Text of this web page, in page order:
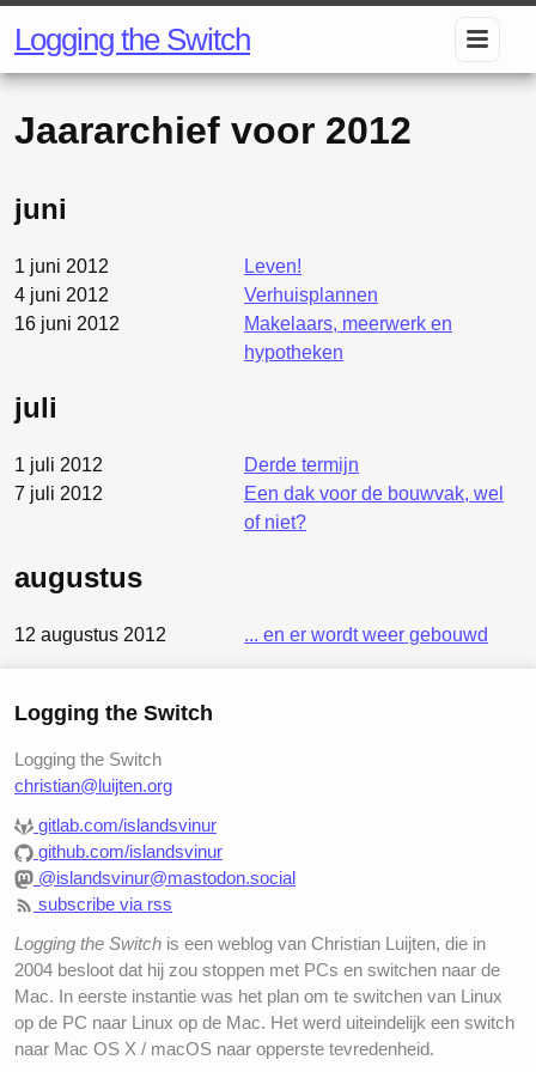
Logging the Switch
Jaararchief voor 2012
juni
1 juni 2012
Leven!
4 juni 2012
Verhuisplannen
16 juni 2012
Makelaars, meerwerk en
hypotheken
juli
1 juli 2012
Derde termijn
7 juli 2012
Een dak voor de bouwvak, wel
of niet?
augustus
12 augustus 2012 ... en er wordt weer gebouwd
Logging the Switch
Logging the Switch
christian@luijten.org
gitlab.com/islandsvinur
github.com/islandsvinur
@islandsvinur@mastodon.social
subscribe via rss
Logging the Switch is een weblog van Christian Luijten, die in
2004 besloot dat hij zou stoppen met PCs en switchen naar de
Mac. In eerste instantie was het plan om te switchen van Linux
op de PC naar Linux op de Mac. Het werd uiteindelijk een switch
naar Mac OS X / macOS naar opperste tevredenheid.